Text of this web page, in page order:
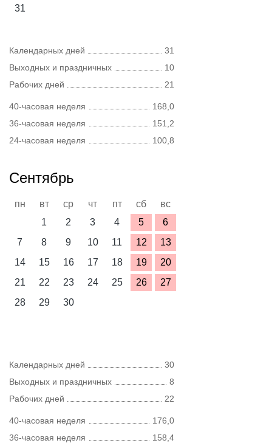
31
Календарных дней
31
Выходных и праздничных
10
Рабочих дней
21
40-часовая неделя
168,0
36-часовая неделя
151,2
24-часовая неделя
100,8
Сентябрь
пн вт ср чт пт сб
вс
1
2 3 4 5
6
7
8 9 10 11 12
13
14
15 16 17 18 19
20
21
22 23 24 25 26
27
28
29 30
Календарных дней
30
Выходных и праздничных
8
Рабочих дней
22
40-часовая неделя
176,0
36-часовая неделя
158,4